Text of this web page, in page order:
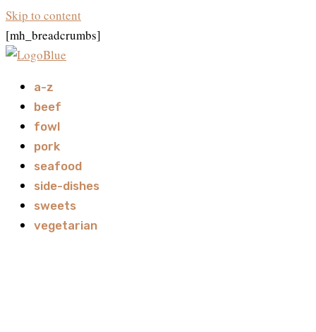
Skip to content
[mh_breadcrumbs]
a-z
beef
fowl
pork
seafood
side-dishes
sweets
vegetarian